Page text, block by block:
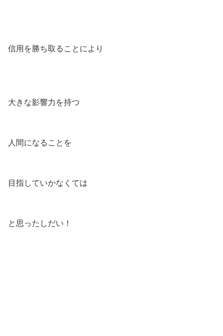
信用を勝ち取ることにより
大きな影響力を持つ
人間になることを
目指していかなくては
と思ったしだい！